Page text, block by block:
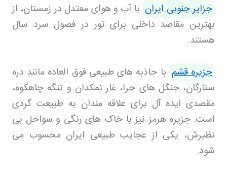
جزایر جنوبی ایران با آب و هوای معتدل در زمستان، از
بهترین مقاصد داخلی برای تور در فصول سرد سال
هستند.
جزیره قشم با جاذبه های طبیعی فوق العاده مانند دره
ستارگان، جنگل های حرا، غار نمکدان و تنگه چاهکوه،
مقصدی ایده آل برای علاقه مندان به طبیعت گردی
است. جزیره هرمز نیز با خاک های رنگی و سواحل بی
نظیرش، یکی از عجایب طبیعی ایران محسوب می
شود.